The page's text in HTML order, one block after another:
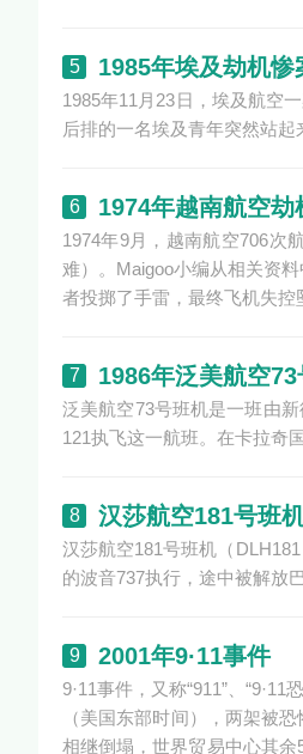
5 1985年埃及劫机惨
1985年11月23日，埃及航空
后排的一名埃及青年突然站
6 1974年越南航空劫
1974年9月，越南航空706次
难）。Maigoo小编从相关资
者投掷了手雷，最终飞机失控
7 1986年泛美航空
泛美航空73号班机是一班由
121执飞这一航班。在卡拉奇
8 汉莎航空181号班
汉莎航空181号班机（
的波音737执行，途中被解放
9 2001年9·11事件
9·11事件，又称“911”、
（美国东部时间），两架被
相继倒塌，世界贸易中心其